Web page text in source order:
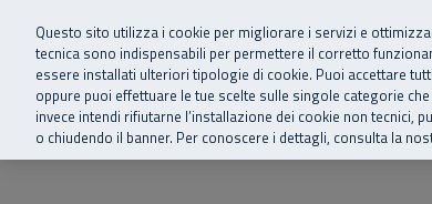
Vai al menu principale
Vai al contenuto principale
Vai al Footer
SuperAbile - il Contact Center Inail per il mondo della
Home Chi siamo
Questo sito utilizza i cookie per migliorare i servizi e
tecnica sono indispensabili per permettere il corretto
essere installati ulteriori tipologie di cookie. Puoi accettare tutti
oppure puoi effettuare le tue scelte sulle singole categorie che
invece intendi rifiutarne l’installazione dei cookie non tecnici,
o chiudendo il banner. Per conoscere i dettagli, consulta la